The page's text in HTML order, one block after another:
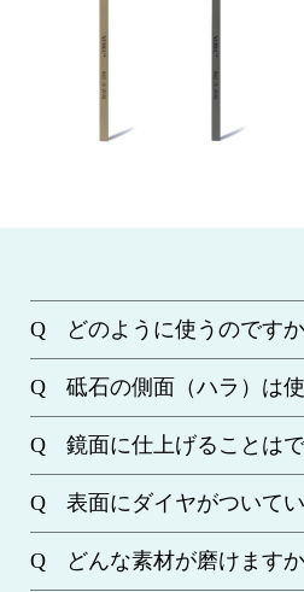
どのように使うのです
砥石の側面（ハラ）は
鏡面に仕上げることは
表面にダイヤがついて
どんな素材が磨けます